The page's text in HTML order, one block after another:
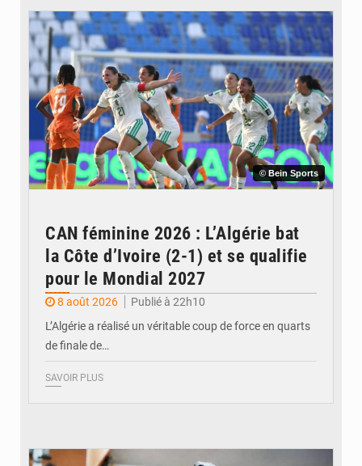
© Bein Sports
CAN féminine 2026 : L’Algérie bat
la Côte d’Ivoire (2-1) et se qualifie
pour le Mondial 2027
8 août 2026
Publié à 22h10
L’Algérie a réalisé un véritable coup de force en quarts
de finale de…
SAVOIR PLUS